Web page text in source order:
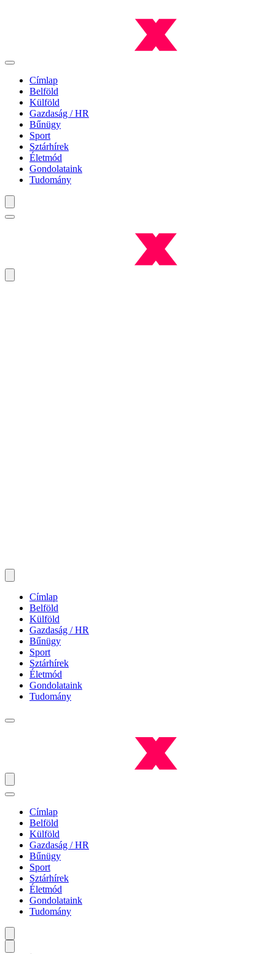
Címlap
Belföld
Külföld
Gazdaság / HR
Bűnügy
Sport
Sztárhírek
Életmód
Gondolataink
Tudomány
Címlap
Belföld
Külföld
Gazdaság / HR
Bűnügy
Sport
Sztárhírek
Életmód
Gondolataink
Tudomány
Címlap
Belföld
Külföld
Gazdaság / HR
Bűnügy
Sport
Sztárhírek
Életmód
Gondolataink
Tudomány